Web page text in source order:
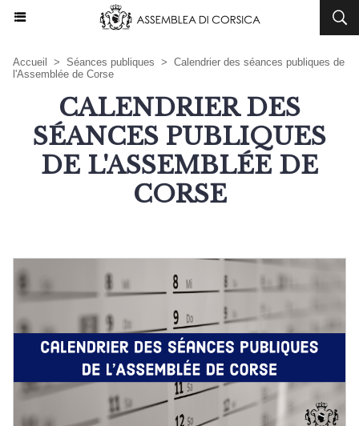
Accueil > Séances publiques > Calendrier des séances publiques de
l'Assemblée de Corse
CALENDRIER DES
SÉANCES PUBLIQUES
DE L'ASSEMBLÉE DE
CORSE